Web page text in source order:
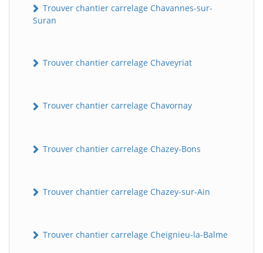
Trouver chantier carrelage Chavannes-sur-
Suran
Trouver chantier carrelage Chaveyriat
Trouver chantier carrelage Chavornay
Trouver chantier carrelage Chazey-Bons
Trouver chantier carrelage Chazey-sur-Ain
Trouver chantier carrelage Cheignieu-la-Balme